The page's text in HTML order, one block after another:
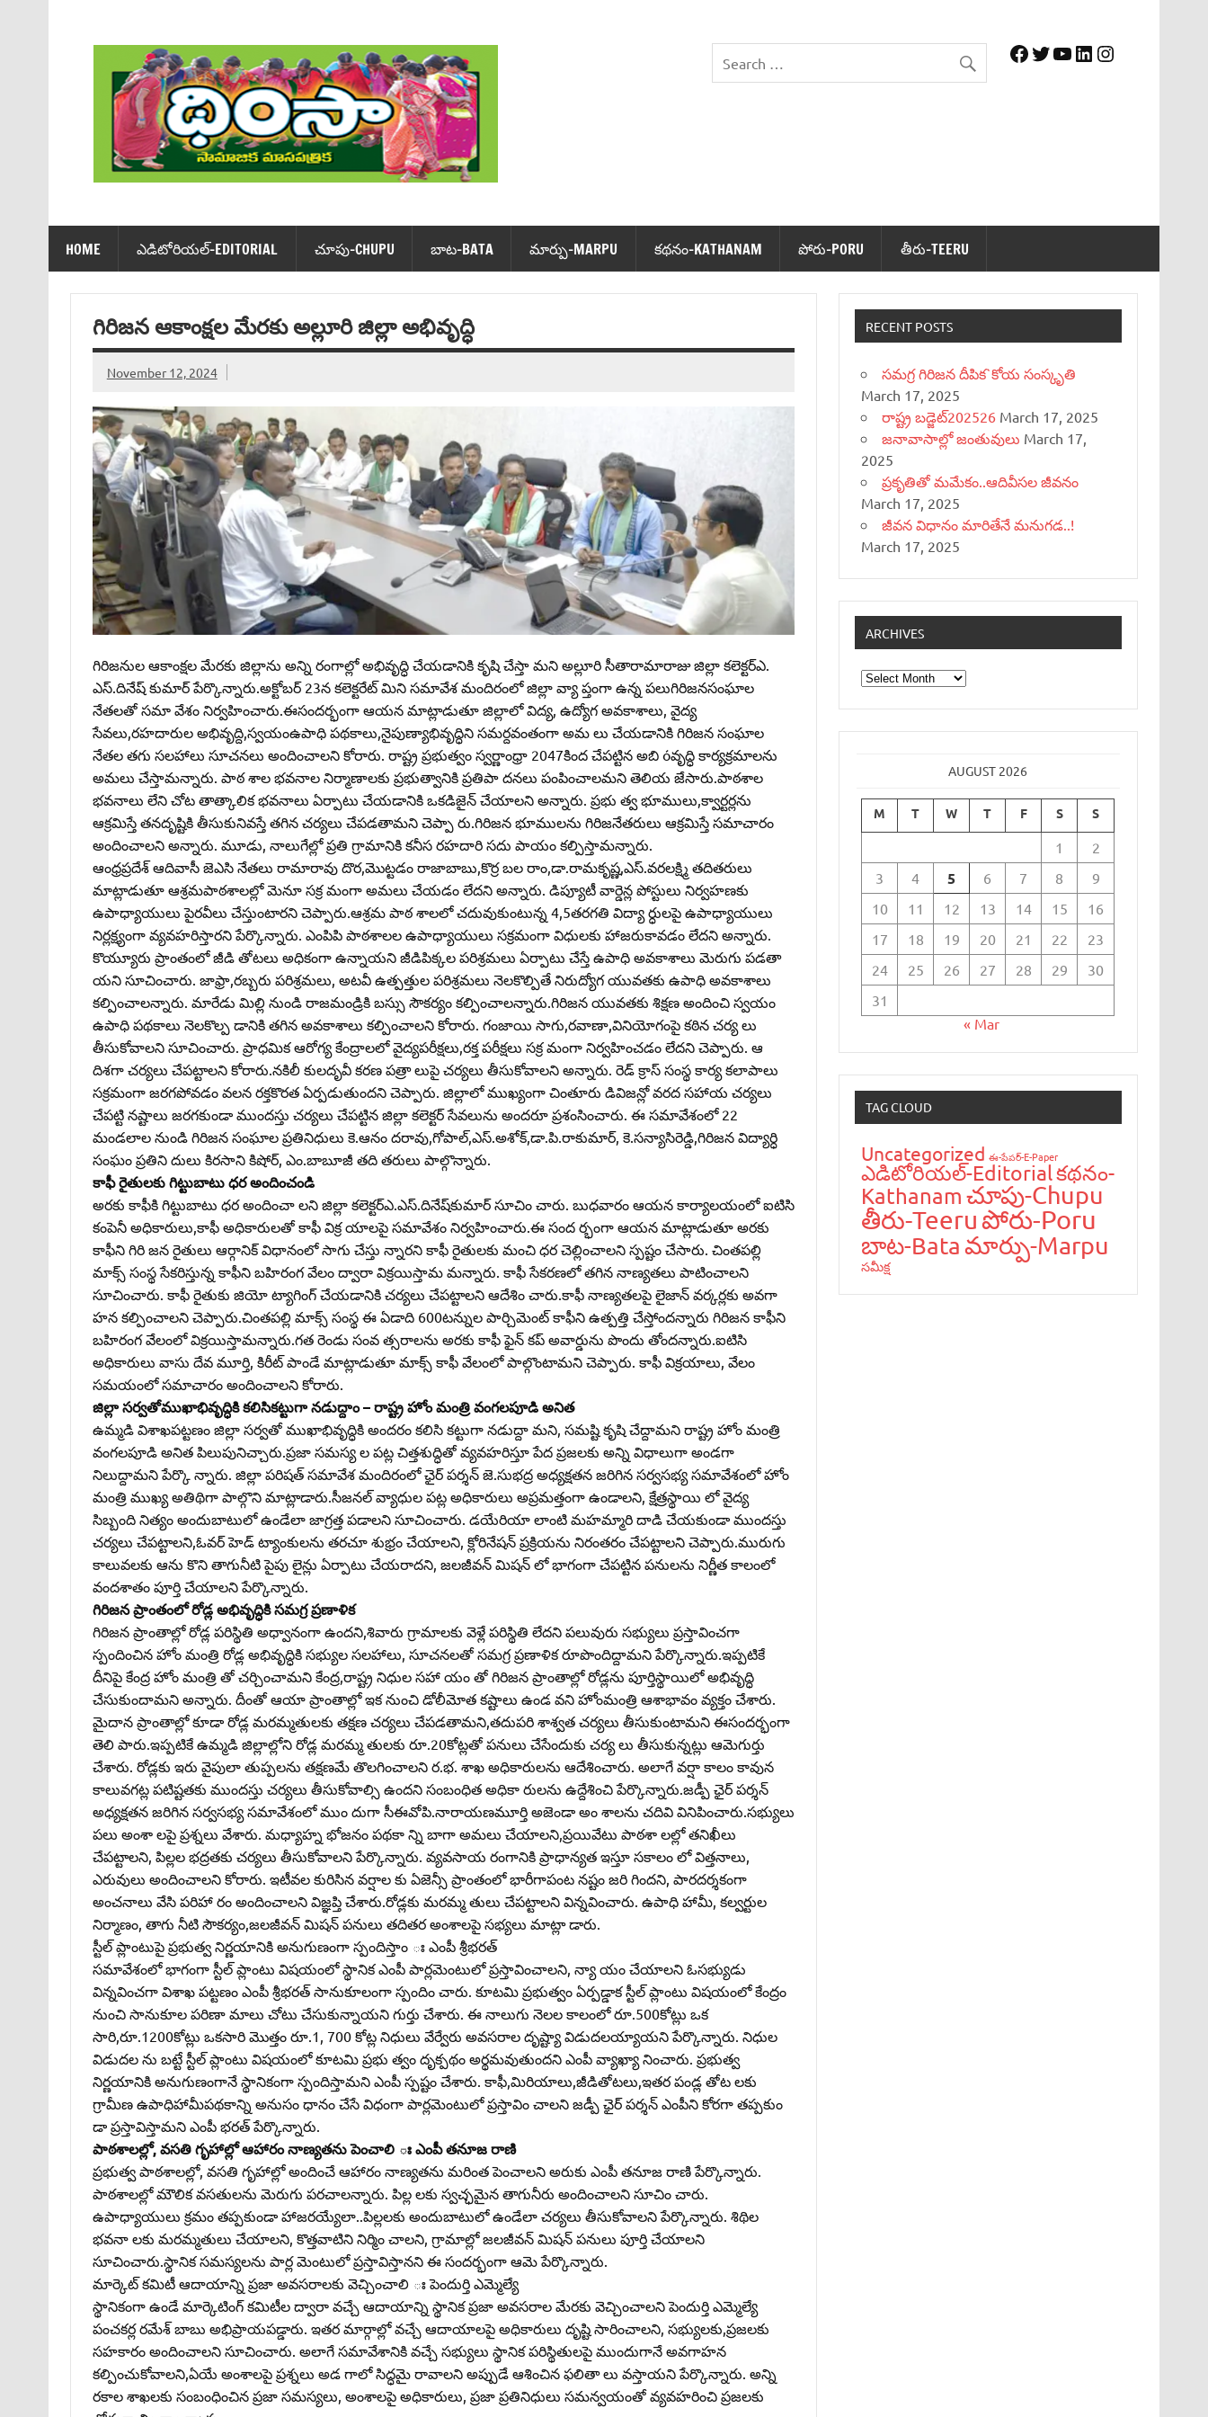
Facebook
Twitter
YouTube
LinkedIn
Instagram
HOME ఎడిటోరియ‌ల్-EDITORIAL చూపు-CHUPU బాట‌-BATA మార్పు-MARPU క‌థ‌నం-KATHANAM పోరు-PORU తీరు-TEERU
గిరిజన ఆకాంక్షల మేరకు అల్లూరి జిల్లా అభివృద్ధి
November 12, 2024
గిరిజనుల ఆకాంక్షల మేరకు జిల్లాను అన్ని రంగాల్లో అభివృద్ధి చేయడానికి కృషి చేస్తా మని అల్లూరి సీతారామారాజు జిల్లా కలెక్టర్‌ఎ.
ఎస్‌.దినేష్‌ కుమార్‌ పేర్కొన్నారు.అక్టోబర్‌ 23న కలెక్టరేట్‌ మిని సమావేశ మందిరంలో జిల్లా వ్యా ప్తంగా ఉన్న పలుగిరిజనసంఘాల
నేతలతో సమా వేశం నిర్వహించారు.ఈసందర్భంగా ఆయన మాట్లాడుతూ జిల్లాలో విద్య, ఉద్యోగ అవకాశాలు, వైద్య
సేవలు,రహదారుల అభివృద్ది,స్వయంఉపాధి పథకాలు,నైపుణ్యాభివృద్ధిని సమర్దవంతంగా అమ లు చేయడానికి గిరిజన సంఘాల
నేతల తగు సలహాలు సూచనలు అందించాలని కోరారు. రాష్ట్ర ప్రభుత్వం స్వర్ణాంధ్రా 2047కింద చేపట్టిన అబి óవృద్ధి కార్యక్రమాలను
అమలు చేస్తామన్నారు. పాఠ శాల భవనాల నిర్మాణాలకు ప్రభుత్వానికి ప్రతిపా దనలు పంపించాలమని తెలియ జేసారు.పాఠశాల
భవనాలు లేని చోట తాత్కాలిక భవనాలు ఏర్పాటు చేయడానికి ఒకడిజైన్‌ చేయాలని అన్నారు. ప్రభు త్వ భూములు,క్వార్టర్లను
ఆక్రమిస్తే తనదృష్టికి తీసుకునివస్తే తగిన చర్యలు చేపడతామని చెప్పా రు.గిరిజన భూములను గిరిజనేతరులు ఆక్రమిస్తే సమాచారం
అందించాలని అన్నారు. మూడు, నాలుగేల్లో ప్రతి గ్రామానికి కనీస రహదారి సదు పాయం కల్పిస్తామన్నారు.
ఆంధ్రప్రదేశ్‌ ఆదివాసీ జెఎసి నేతలు రామారావు దొర,మొట్టడం రాజాబాబు,కొర్ర బల రాం,డా.రామకృష్ణ,ఎస్‌.వరలక్ష్మి తదితరులు
మాట్లాడుతూ ఆశ్రమపాఠశాలల్లో మెనూ సక్ర మంగా అమలు చేయడం లేదని అన్నారు. డిప్యూటీ వార్డెన్ల పోస్టులు నిర్వహణకు
ఉపాధ్యాయులు పైరవీలు చేస్తుంటారని చెప్పారు.ఆశ్రమ పాఠ శాలలో చదువుకుంటున్న 4,5తరగతి విద్యా ర్ధులపై ఉపాధ్యాయులు
నిర్లక్ష్యంగా వ్యవహరిస్తారని పేర్కొన్నారు. ఎంపిపి పాఠశాలల ఉపాధ్యాయులు సక్రమంగా విధులకు హాజరుకావడం లేదని అన్నారు.
కొయ్యూరు ప్రాంతంలో జీడి తోటలు అధికంగా ఉన్నాయని జీడిపిక్కల పరిశ్రమలు ఏర్పాటు చేస్తే ఉపాధి అవకాశాలు మెరుగు పడతా
యని సూచించారు. జాఫ్రా,రబ్బరు పరిశ్రమలు, అటవీ ఉత్పత్తుల పరిశ్రమలు నెలకొల్పితే నిరుద్యోగ యువతకు ఉపాధి అవకాశాలు
కల్పించాలన్నారు. మారేడు మిల్లి నుండి రాజమండ్రికి బస్సు సౌకర్యం కల్పించాలన్నారు.గిరిజన యువతకు శిక్షణ అందించి స్వయం
ఉపాధి పథకాలు నెలకొల్ప డానికి తగిన అవకాశాలు కల్పించాలని కోరారు. గంజాయి సాగు,రవాణా,వినియోగంపై కఠిన చర్య లు
తీసుకోవాలని సూచించారు. ప్రాధమిక ఆరోగ్య కేంద్రాలలో వైద్యపరీక్షలు,రక్త పరీక్షలు సక్ర మంగా నిర్వహించడం లేదని చెప్పారు. ఆ
దిశగా చర్యలు చేపట్టాలని కోరారు.నకిలీ కులదృవీ కరణ పత్రా లుపై చర్యలు తీసుకోవాలని అన్నారు. రెడ్‌ క్రాస్‌ సంస్థ కార్య కలాపాలు
సక్రమంగా జరగపోవడం వలన రక్తకొరత ఏర్పడుతుందని చెప్పారు. జిల్లాలో ముఖ్యంగా చింతూరు డివిజన్లో వరద సహాయ చర్యలు
చేపట్టి నష్టాలు జరగకుండా ముందస్తు చర్యలు చేపట్టిన జిల్లా కలెక్టర్‌ సేవలును అందరూ ప్రశంసించారు. ఈ సమావేశంలో 22
మండలాల నుండి గిరిజన సంఘాల ప్రతినిధులు కె.ఆనం దరావు,గోపాల్‌,ఎస్‌.అశోక్‌,డా.పి.రాకుమార్‌, కె.సన్యాసిరెడ్డి,గిరిజన విద్యార్ధి
సంఘం ప్రతిని దులు కిరసాని కిషోర్‌, ఎం.బాబూజీ తది తరులు పాల్గొన్నారు.
కాఫీ రైతులకు గిట్టుబాటు ధర అందించండి
అరకు కాఫీకి గిట్టుబాటు ధర అందించా లని జిల్లా కలెక్టర్‌ఎ.ఎస్‌.దినేష్‌కుమార్‌ సూచిం చారు. బుధవారం ఆయన కార్యాలయంలో ఐటిసి
కంపెనీ అధికారులు,కాఫీ అధికారులతో కాఫీ విక్ర యాలపై సమావేశం నిర్వహించారు.ఈ సంద ర్భంగా ఆయన మాట్లాడుతూ అరకు
కాఫీని గిరి జన రైతులు ఆర్గానిక్‌ విధానంలో సాగు చేస్తు న్నారని కాఫీ రైతులకు మంచి ధర చెల్లించాలని స్పష్టం చేసారు. చింతపల్లి
మాక్స్‌ సంస్థ సేకరిస్తున్న కాఫీని బహిరంగ వేలం ద్వారా విక్రయిస్తామ మన్నారు. కాఫీ సేకరణలో తగిన నాణ్యతలు పాటించాలని
సూచించారు. కాఫీ రైతుకు జియో ట్యాగింగ్‌ చేయడానికి చర్యలు చేపట్టాలని ఆదేశిం చారు.కాఫీ నాణ్యతలపై లైజాన్‌ వర్కర్లకు అవగా
హన కల్పించాలని చెప్పారు.చింతపల్లి మాక్స్‌ సంస్థ ఈ ఏడాది 600టన్నుల పార్చిమెంట్‌ కాఫీని ఉత్పత్తి చేస్తోందన్నారు గిరిజన కాఫీని
బహిరంగ వేలంలో విక్రయిస్తామన్నారు.గత రెండు సంవ త్సరాలను అరకు కాఫీ ఫైన్‌ కప్‌ అవార్డును పొందు తోందన్నారు.ఐటిసి
అధికారులు వాసు దేవ మూర్తి, కిరీట్‌ పాండే మాట్లాడుతూ మాక్స్‌ కాఫీ వేలంలో పాల్గొంటామని చెప్పారు. కాఫీ విక్రయాలు, వేలం
సమయంలో సమాచారం అందించాలని కోరారు.
జిల్లా సర్వతోముఖాభివృద్ధికి కలిసికట్టుగా నడుద్దాం – రాష్ట్ర హోం మంత్రి వంగలపూడి అనిత
ఉమ్మడి విశాఖపట్టణం జిల్లా సర్వతో ముఖాభివృద్ధికి అందరం కలిసి కట్టుగా నడుద్దా మని, సమష్టి కృషి చేద్దామని రాష్ట్ర హోం మంత్రి
వంగలపూడి అనిత పిలుపునిచ్చారు.ప్రజా సమస్య ల పట్ల చిత్తశుద్ధితో వ్యవహరిస్తూ పేద ప్రజలకు అన్ని విధాలుగా అండగా
నిలుద్దామని పేర్కొ న్నారు. జిల్లా పరిషత్‌ సమావేశ మందిరంలో ఛైర్‌ పర్శన్‌ జె.సుభద్ర అధ్యక్షతన జరిగిన సర్వసభ్య సమావేశంలో హోం
మంత్రి ముఖ్య అతిథిగా పాల్గొని మాట్లాడారు.సీజనల్‌ వ్యాధుల పట్ల అధికారులు అప్రమత్తంగా ఉండాలని, క్షేత్రస్థాయి లో వైద్య
సిబ్బంది నిత్యం అందుబాటులో ఉండేలా జాగ్రత్త పడాలని సూచించారు. డయేరియా లాంటి మహమ్మారి దాడి చేయకుండా ముందస్తు
చర్యలు చేపట్టాలని,ఓవర్‌ హెడ్‌ ట్యాంకులను తరచూ శుభ్రం చేయాలని, క్లోరినేషన్‌ ప్రక్రియను నిరంతరం చేపట్టాలని చెప్పారు.మురుగు
కాలువలకు ఆను కొని తాగునీటి పైపు లైన్లు ఏర్పాటు చేయరాదని, జలజీవన్‌ మిషన్‌ లో భాగంగా చేపట్టిన పనులను నిర్ణీత కాలంలో
వందశాతం పూర్తి చేయాలని పేర్కొన్నారు.
గిరిజన ప్రాంతంలో రోడ్ల అభివృద్ధికి సమగ్ర ప్రణాళిక
గిరిజన ప్రాంతాల్లో రోడ్ల పరిస్థితి అధ్వానంగా ఉందని,శివారు గ్రామాలకు వెళ్లే పరిస్థితి లేదని పలువురు సభ్యులు ప్రస్తావించగా
స్పందించిన హోం మంత్రి రోడ్ల అభివృద్ధికి సభ్యుల సలహాలు, సూచనలతో సమగ్ర ప్రణాళిక రూపొందిద్దామని పేర్కొన్నారు.ఇప్పటికే
దీనిపై కేంద్ర హోం మంత్రి తో చర్చించామని కేంద్ర,రాష్ట్ర నిధుల సహా యం తో గిరిజన ప్రాంతాల్లో రోడ్లను పూర్తిస్థాయిలో అభివృద్ధి
చేసుకుందామని అన్నారు. దీంతో ఆయా ప్రాంతాల్లో ఇక నుంచి డోలీమోత కష్టాలు ఉండ వని హోంమంత్రి ఆశాభావం వ్యక్తం చేశారు.
మైదాన ప్రాంతాల్లో కూడా రోడ్ల మరమ్మతులకు తక్షణ చర్యలు చేపడతామని,తదుపరి శాశ్వత చర్యలు తీసుకుంటామని ఈసందర్భంగా
తెలి పారు.ఇప్పటికే ఉమ్మడి జిల్లాల్లోని రోడ్ల మరమ్మ తులకు రూ.20కోట్లతో పనులు చేసేందుకు చర్య లు తీసుకున్నట్లు ఆమెగుర్తు
చేశారు. రోడ్లకు ఇరు వైపులా తుప్పలను తక్షణమే తొలగించాలని ర.భ. శాఖ అధికారులను ఆదేశించారు. అలాగే వర్షా కాలం కావున
కాలువగట్ల పటిష్టతకు ముందస్తు చర్యలు తీసుకోవాల్సి ఉందని సంబంధిత అధికా రులను ఉద్దేశించి పేర్కొన్నారు.జడ్పీ ఛైర్‌ పర్శన్‌
అధ్యక్షతన జరిగిన సర్వసభ్య సమావేశంలో ముం దుగా సీఈవోపి.నారాయణమూర్తి అజెండా అం శాలను చదివి వినిపించారు.సభ్యులు
పలు అంశా లపై ప్రశ్నలు వేశారు. మధ్యాహ్న భోజనం పథకా న్ని బాగా అమలు చేయాలని,ప్రయివేటు పాఠశా లల్లో తనిఖీలు
చేపట్టాలని, పిల్లల భద్రతకు చర్యలు తీసుకోవాలని పేర్కొన్నారు. వ్యవసాయ రంగానికి ప్రాధాన్యత ఇస్తూ సకాలం లో విత్తనాలు,
ఎరువులు అందించాలని కోరారు. ఇటీవల కురిసిన వర్షాల కు ఏజెన్సీ ప్రాంతంలో భారీగాపంట నష్టం జరి గిందని, పారదర్శకంగా
అంచనాలు వేసి పరిహా రం అందించాలని విజ్ఞప్తి చేశారు.రోడ్లకు మరమ్మ తులు చేపట్టాలని విన్నవించారు. ఉపాధి హామీ, కల్వర్టుల
నిర్మాణం, తాగు నీటి సౌకర్యం,జలజీవన్‌ మిషన్‌ పనులు తదితర అంశాలపై సభ్యలు మాట్లా డారు.
స్టీల్‌ ప్లాంటుపై ప్రభుత్వ నిర్ణయానికి అనుగుణంగా స్పందిస్తాం ః ఎంపీ శ్రీభరత్‌
సమావేశంలో భాగంగా స్టీల్‌ ప్లాంటు విషయంలో స్థానిక ఎంపీ పార్లమెంటులో ప్రస్తావించాలని, న్యా యం చేయాలని ఓసభ్యుడు
విన్నవించగా విశాఖ పట్టణం ఎంపీ శ్రీభరత్‌ సానుకూలంగా స్పందిం చారు. కూటమి ప్రభుత్వం ఏర్పడ్డాక స్టీల్‌ ప్లాంటు విషయంలో కేంద్రం
నుంచి సానుకూల పరిణా మాలు చోటు చేసుకున్నాయని గుర్తు చేశారు. ఈ నాలుగు నెలల కాలంలో రూ.500కోట్లు ఒక
సారి,రూ.1200కోట్లు ఒకసారి మొత్తం రూ.1, 700 కోట్ల నిధులు వేర్వేరు అవసరాల దృష్ట్యా విడుదలయ్యాయని పేర్కొన్నారు. నిధుల
విడుదల ను బట్టే స్టీల్‌ ప్లాంటు విషయంలో కూటమి ప్రభు త్వం దృక్పథం అర్థమవుతుందని ఎంపీ వ్యాఖ్యా నించారు. ప్రభుత్వ
నిర్ణయానికి అనుగుణంగానే స్థానికంగా స్పందిస్తామని ఎంపీ స్పష్టం చేశారు. కాఫీ,మిరియాలు,జీడితోటలు,ఇతర పండ్ల తోట లకు
గ్రామీణ ఉపాధిహామీపథకాన్ని అనుసం ధానం చేసే విధంగా పార్లమెంటులో ప్రస్తావిం చాలని జడ్పీ ఛైర్‌ పర్శన్‌ ఎంపీని కోరగా తప్పకుం
డా ప్రస్తావిస్తామని ఎంపీ భరత్‌ పేర్కొన్నారు.
పాఠశాలల్లో, వసతి గృహాల్లో ఆహారం నాణ్యతను పెంచాలి ః ఎంపీ తనూజ రాణి
ప్రభుత్వ పాఠశాలల్లో, వసతి గృహాల్లో అందించే ఆహారం నాణ్యతను మరింత పెంచాలని అరుకు ఎంపీ తనూజ రాణి పేర్కొన్నారు.
పాఠశాలల్లో మౌలిక వసతులను మెరుగు పరచాలన్నారు. పిల్ల లకు స్వచ్ఛమైన తాగునీరు అందించాలని సూచిం చారు.
ఉపాధ్యాయులు క్రమం తప్పకుండా హాజరయ్యేలా..పిల్లలకు అందుబాటులో ఉండేలా చర్యలు తీసుకోవాలని పేర్కొన్నారు. శిథిల
భవనా లకు మరమ్మతులు చేయాలని, కొత్తవాటిని నిర్మిం చాలని, గ్రామాల్లో జలజీవన్‌ మిషన్‌ పనులు పూర్తి చేయాలని
సూచించారు.స్థానిక సమస్యలను పార్ల మెంటులో ప్రస్తావిస్తానని ఈ సందర్భంగా ఆమె పేర్కొన్నారు.
మార్కెట్‌ కమిటీ ఆదాయాన్ని ప్రజా అవసరాలకు వెచ్చించాలి ః పెందుర్తి ఎమ్మెల్యే
స్థానికంగా ఉండే మార్కెటింగ్‌ కమిటీల ద్వారా వచ్చే ఆదాయాన్ని స్థానిక ప్రజా అవసరాల మేరకు వెచ్చించాలని పెందుర్తి ఎమ్మెల్యే
పంచకర్ల రమేశ్‌ బాబు అభిప్రాయపడ్డారు. ఇతర మార్గాల్లో వచ్చే ఆదాయాలపై అధికారులు దృష్టి సారించాలని, సభ్యులకు,ప్రజలకు
సహకారం అందించాలని సూచించారు. అలాగే సమావేశానికి వచ్చే సభ్యులు స్థానిక పరిస్థితులపై ముందుగానే అవగాహన
కల్పించుకోవాలని,ఏయే అంశాలపై ప్రశ్నలు అడ గాలో సిద్ధమై రావాలని అప్పుడే ఆశించిన ఫలితా లు వస్తాయని పేర్కొన్నారు. అన్ని
రకాల శాఖలకు సంబంధించిన ప్రజా సమస్యలు, అంశాలపై అధికారులు, ప్రజా ప్రతినిధులు సమన్వయంతో వ్యవహరించి ప్రజలకు
RECENT POSTS
సమగ్ర గిరిజన దీపిక`కోయ సంస్కృతి
March 17, 2025
రాష్ట్ర బడ్జెట్‌202526 March 17, 2025
జనావాసాల్లో జంతువులు March 17,
2025
ప్రకృతితో మమేకం..ఆదివీసల జీవనం
March 17, 2025
జీవన విధానం మారితేనే మనుగడ..!
March 17, 2025
ARCHIVES
Archives
AUGUST 2026
M T W T F S S
1
2
3
4 5 6 7 8
9
10
11 12 13 14 15
16
17
18 19 20 21 22
23
24
25 26 27 28 29
30
31
« Mar
TAG CLOUD
Uncategorized ఈ-పేప‌ర్-E-Paper
ఎడిటోరియ‌ల్-Editorialక‌థ‌నం-
Kathanam చూపు-Chupu
తీరు-Teeruపోరు-Poru
బాట‌-Bata మార్పు-Marpu
స‌మీక్ష‌